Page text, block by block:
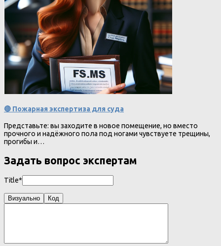
🔴 Пожарная экспертиза для суда
Представьте: вы заходите в новое помещение, но вместо
прочного и надёжного пола под ногами чувствуете трещины,
прогибы и…
Задать вопрос экспертам
Title*
Визуально Код